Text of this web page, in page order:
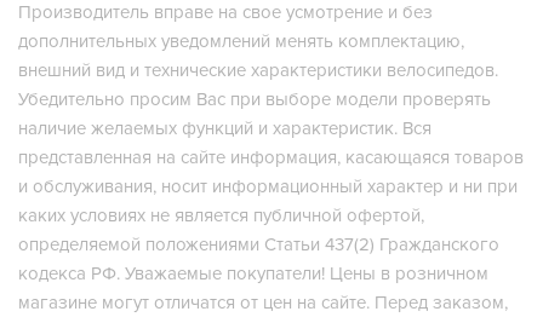
Производитель вправе на свое усмотрение и без
дополнительных уведомлений менять комплектацию,
внешний вид и технические характеристики велосипедов.
Убедительно просим Вас при выборе модели проверять
наличие желаемых функций и характеристик. Вся
представленная на сайте информация, касающаяся товаров
и обслуживания, носит информационный характер и ни при
каких условиях не является публичной офертой,
определяемой положениями Статьи 437(2) Гражданского
кодекса РФ. Уважаемые покупатели! Цены в розничном
магазине могут отличатся от цен на сайте. Перед заказом,